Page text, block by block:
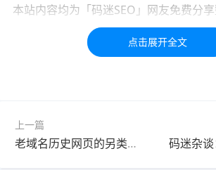
本站内容均为「码迷SEO」网友免费分
习交流，如有疑问，请联系我们48小时处
上一篇
老域名历史网页的另类死链玩法-码迷SEO杂谈